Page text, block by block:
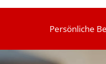
Persönliche